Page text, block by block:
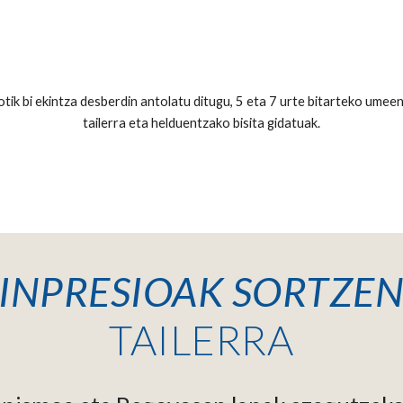
bi ekintza desberdin antolatu ditugu, 5 eta 7 urte bitarteko
tailerra eta helduentzako bisita gidatuak.
INPRESIOAK SORTZEN
TAILERRA